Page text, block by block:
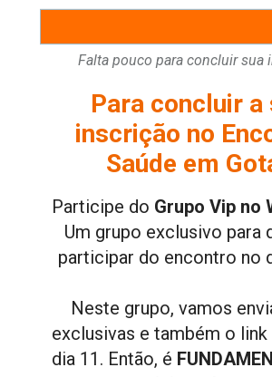
Falta pouco para concluir sua
Para concluir a
inscrição no
Saúde em
Participe do Grupo Vip no
Um grupo exclusivo para
participar do encontro no
Neste grupo, vamos
exclusivas e também o link
dia 11. Então, é